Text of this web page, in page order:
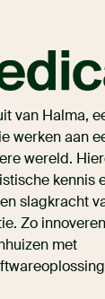
van Halma,
werken aan
wereld.
kennis
slagkracht
Zo
met